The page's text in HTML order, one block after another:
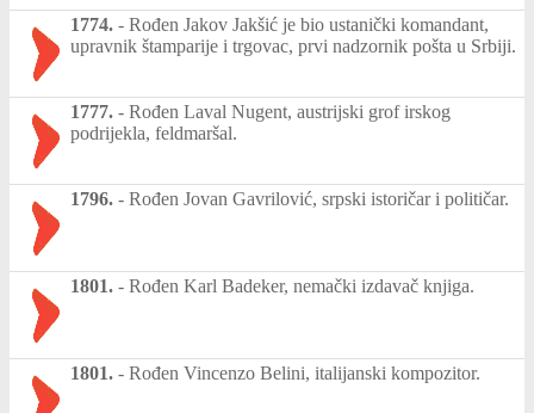
1774. - Rođen Jakov Jakšić je bio ustanički komandant,
upravnik štamparije i trgovac, prvi nadzornik pošta u Srbiji.
1777. - Rođen Laval Nugent, austrijski grof irskog
podrijekla, feldmaršal.
1796. - Rođen Jovan Gavrilović, srpski istoričar i političar.
1801. - Rođen Karl Badeker, nemački izdavač knjiga.
1801. - Rođen Vincenzo Belini, italijanski kompozitor.